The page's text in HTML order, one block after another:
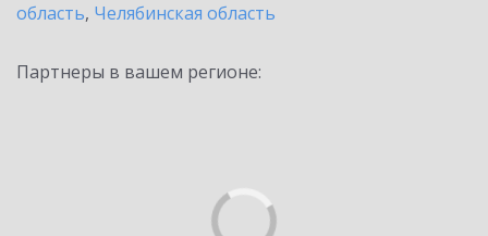
область, Челябинская область
Партнеры в вашем регионе: